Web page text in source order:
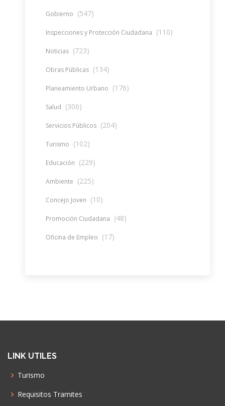
Gobierno (547)
Inspecciones y Protección Ciudadana (110)
Noticias (723)
Obras Públicas (134)
Planeamiento Urbano (176)
Salud (306)
Servicios Públicos (204)
Turismo (102)
Educación (229)
Ambiente (225)
Concejo Joven (10)
Promoción Ciudadana (48)
Oficina de Empleo (17)
LINK UTILES
Turismo
Requisitos Tramites